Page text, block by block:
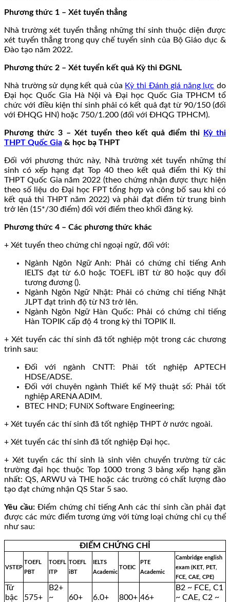
Phương thức 1 – Xét tuyển thẳng
Nhà trường xét tuyển thẳng những thí sinh thuộc diện được
xét tuyển thẳng trong quy chế tuyển sinh của Bộ Giáo dục &
Đào tạo năm 2022.
Phương thức 2 – Xét tuyển kết quả Kỳ thi ĐGNL
Nhà trường sử dụng kết quả của Kỳ thi Đánh giá năng lực do
Đại học Quốc Gia Hà Nội và Đại học Quốc Gia TPHCM tổ
chức với điều kiện thí sinh phải có kết quả đạt từ 90/150 (đối
với ĐHQG HN) hoặc 750/1.200 (đối với ĐHQG TPHCM).
Phương thức 3 – Xét tuyển theo kết quả điểm thi
Kỳ thi
THPT Quốc Gia & học bạ THPT
Đối với phương thức này, Nhà trường xét tuyển những thí
sinh có xếp hạng đạt Top 40 theo kết quả điểm thi Kỳ thi
THPT Quốc Gia năm 2022 (theo chứng nhận được thực hiện
theo số liệu do Đại học FPT tổng hợp và công bố sau khi có
kết quả thi THPT năm 2022) và phải đạt điểm từ trung bình
trở lên (15*/30 điểm) đối với điểm theo khối đăng ký.
Phương thức 4 – Các phương thức khác
+ Xét tuyển theo chứng chỉ ngoại ngữ, đối với:
Ngành Ngôn Ngữ Anh: Phải có chứng chỉ tiếng Anh
IELTS đạt từ 6.0 hoặc TOEFL iBT từ 80 hoặc quy đổi
tương đương ().
Ngành Ngôn Ngữ Nhật: Phải có chứng chỉ tiếng Nhật
JLPT đạt trình độ từ N3 trở lên.
Ngành Ngôn Ngữ Hàn Quốc: Phải có chứng chỉ tiếng
Hàn TOPIK cấp độ 4 trong kỳ thi TOPIK II.
+ Xét tuyển các thí sinh đã tốt nghiệp một trong các chương
trình sau:
Đối với ngành CNTT: Phải tốt nghiệp APTECH
HDSE/ADSE.
Đối với chuyên ngành Thiết kế Mỹ thuật số: Phải tốt
nghiệp ARENA ADIM.
BTEC HND; FUNiX Software Engineering;
+ Xét tuyển các thí sinh đã tốt nghiệp THPT ở nước ngoài.
+ Xét tuyển các thí sinh đã tốt nghiệp Đại học.
+ Xét tuyển các thí sinh là sinh viên chuyển trường từ các
trường đại học thuộc Top 1000 trong 3 bảng xếp hạng gần
nhất: QS, ARWU và THE hoặc các trường có chất lượng đào
tạo đạt chứng nhận QS Star 5 sao.
Yêu cầu: Điểm chứng chỉ tiếng Anh các thí sinh cần phải đạt
được các mức điểm tương ứng với từng loại chứng chỉ cụ thể
như sau:
ĐIỂM CHỨNG CHỈ
VSTEP
TOEFL
PBT
TOEFL
ITP
TOEFL
iBT
IELTS
Academic
TOEIC
PTE
Academic
Cambridge english
exam (KET, PET,
FCE, CAE, CPE)
Tử
bậc
575+
B2+
~
60+ 6.0+ 800+ 46+
B2 ~ FCE, C1
~ CAE, C2 ~